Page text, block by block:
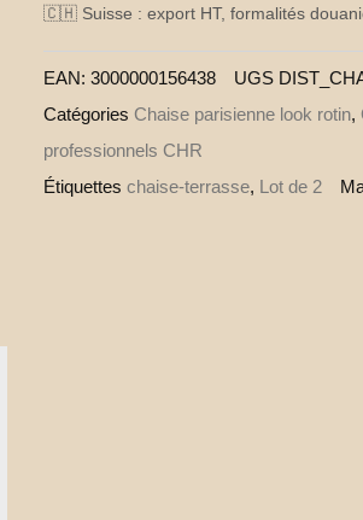
🇨🇭 Suisse : export HT, formalités
EAN: 3000000156438 UGS
Catégories Chaise parisienne look rotin,
professionnels CHR
Étiquettes chaise-terrasse, Lot de 2